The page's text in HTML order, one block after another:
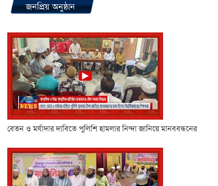
জনপ্রিয় অনুষ্ঠান
বেতন ও মর্যাদার দাবিতে পুলিশি হামলার নিন্দা জানিয়ে মানববন্ধনের